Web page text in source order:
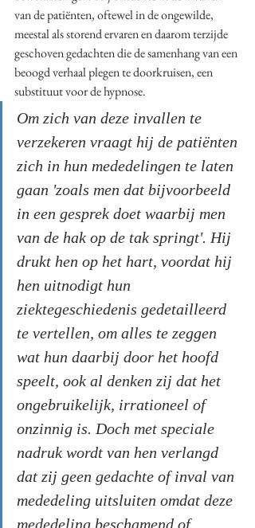
van de patiënten, oftewel in de ongewilde,
meestal als storend ervaren en daarom terzijde
geschoven gedachten die de samenhang van een
beoogd verhaal plegen te doorkruisen, een
substituut voor de hypnose.
Om zich van deze invallen te
verzekeren vraagt hij de patiënten
zich in hun mededelingen te laten
gaan 'zoals men dat bijvoorbeeld
in een gesprek doet waarbij men
van de hak op de tak springt'. Hij
drukt hen op het hart, voordat hij
hen uitnodigt hun
ziektegeschiedenis gedetailleerd
te vertellen, om alles te zeggen
wat hun daarbij door het hoofd
speelt, ook al denken zij dat het
ongebruikelijk, irrationeel of
onzinnig is. Doch met speciale
nadruk wordt van hen verlangd
dat zij geen gedachte of inval van
mededeling uitsluiten omdat deze
mededeling beschamend of